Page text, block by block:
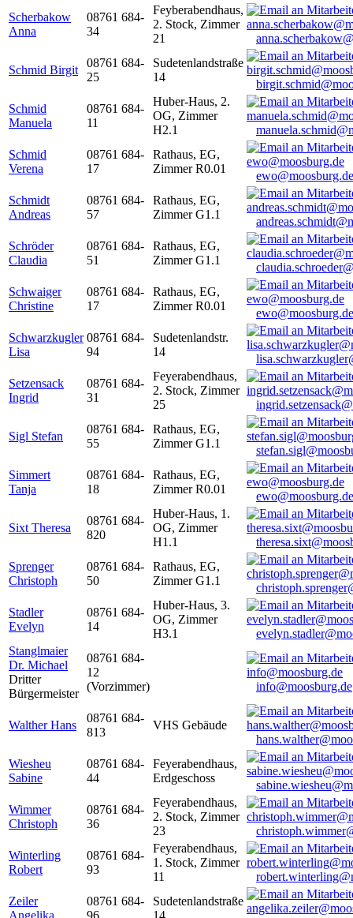
Scherbakow
Anna
08761 684-
34
Feyberabendhaus,
2. Stock, Zimmer
21
Schmid Birgit
08761 684-
25
Sudetenlandstraße
14
Schmid
Manuela
08761 684-
11
Huber-Haus, 2.
OG, Zimmer
H2.1
Schmid
Verena
08761 684-
17
Rathaus, EG,
Zimmer R0.01
ewo@moosburg.de
Schmidt
Andreas
08761 684-
57
Rathaus, EG,
Zimmer G1.1
Schröder
Claudia
08761 684-
51
Rathaus, EG,
Zimmer G1.1
Schwaiger
Christine
08761 684-
17
Rathaus, EG,
Zimmer R0.01
ewo@moosburg.de
Schwarzkugler
Lisa
08761 684-
94
Sudetenlandstr.
14
Setzensack
Ingrid
08761 684-
31
Feyerabendhaus,
2. Stock, Zimmer
25
Sigl Stefan
08761 684-
55
Rathaus, EG,
Zimmer G1.1
Simmert
Tanja
08761 684-
18
Rathaus, EG,
Zimmer R0.01
ewo@moosburg.de
Sixt Theresa
08761 684-
820
Huber-Haus, 1.
OG, Zimmer
H1.1
Sprenger
Christoph
08761 684-
50
Rathaus, EG,
Zimmer G1.1
Stadler
Evelyn
08761 684-
14
Huber-Haus, 3.
OG, Zimmer
H3.1
Stanglmaier
Dr. Michael
Dritter
Bürgermeister
08761 684-
12
(Vorzimmer)
info@moosburg.de
Walther Hans
08761 684-
813
VHS Gebäude
Wiesheu
Sabine
08761 684-
44
Feyerabendhaus,
Erdgeschoss
Wimmer
Christoph
08761 684-
36
Feyerabendhaus,
2. Stock, Zimmer
23
Winterling
Robert
08761 684-
93
Feyerabendhaus,
1. Stock, Zimmer
11
Zeiler
Angelika
08761 684-
96
Sudetenlandstraße
14